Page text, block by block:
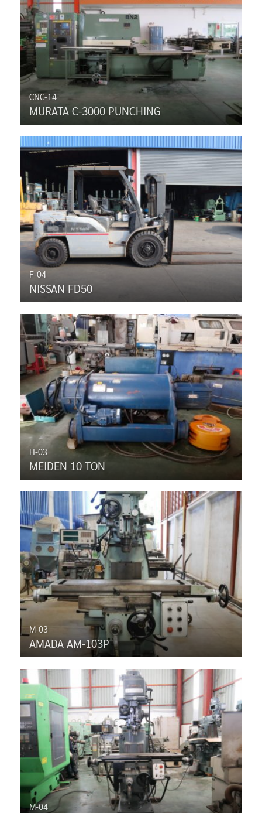
CNC-14
MURATA C-3000 PUNCHING
F-04
NISSAN FD50
H-03
MEIDEN 10 TON
M-03
AMADA AM-103P
M-04